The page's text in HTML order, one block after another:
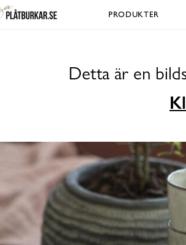
PRODUKTER
Detta är en